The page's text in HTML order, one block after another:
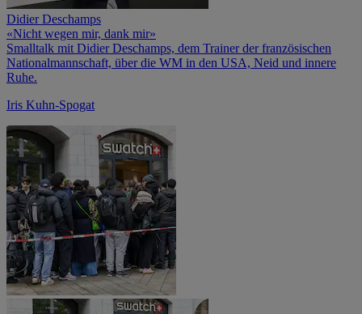
Didier Deschamps
«Nicht wegen mir, dank mir»
Smalltalk mit Didier Deschamps, dem Trainer der französischen
Nationalmannschaft, über die WM in den USA, Neid und innere
Ruhe.
Iris Kuhn-Spogat